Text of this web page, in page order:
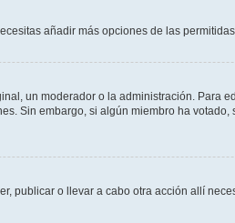
añadir más opciones de las
un moderador o la administración. Para
Sin embargo, si algún miembro ha
publicar o llevar a cabo otra acción allí